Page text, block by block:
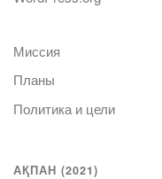
Миссия
Планы
Политика и цели
АҚПАН (2021)